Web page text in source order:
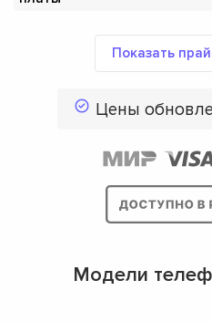
Показать
Цены
Модели